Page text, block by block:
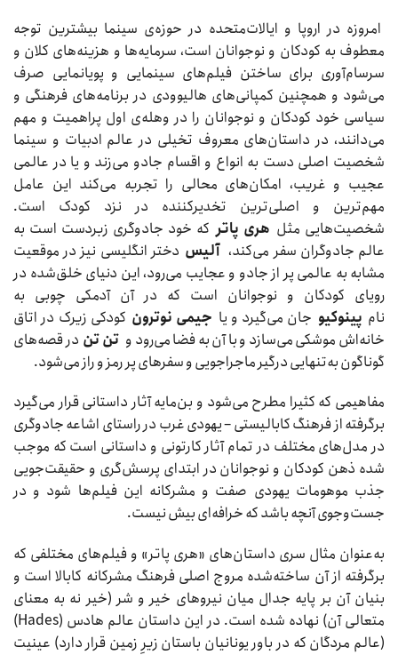
امروزه در اروپا و ایالات‌متحده در حوزه‌ی سینما بیشترین توجه
معطوف به کودکان و نوجوانان است، سرمایه‌ها و هزینه‌های کلان و
سرسام‌آوری برای ساختن فیلم‌های سینمایی و پویانمایی صرف
می‌شود و همچنین کمپانی‌های هالیوودی در برنامه‌های فرهنگی و
سیاسی خود کودکان و نوجوانان را در وهله‌ی اول پراهمیت و مهم
می‌دانند، در داستان‌های معروف تخیلی در عالم ادبیات و سینما
شخصیت اصلی دست به انواع و اقسام جادو می‌زند و یا در عالمی
عجیب و غریب، امکان‌های محالی را تجربه می‌کند این عامل
مهم‌ترین و اصلی‌ترین تخدیرکننده در نزد کودک است.
شخصیت‌هایی مثل هری پاتر که خود جادوگری زبردست است به
عالم جادوگران سفر می‌کند، آلیس دختر انگلیسی نیز در موقعیت
مشابه به عالمی پر از جادو و عجایب می‌رود، این دنیای خلق‌شده در
رویای کودکان و نوجوانان است که در آن آدمکی چوبی به
نام پینوکیو جان می‌گیرد و یا جیمی نوترون کودکی زیرک در اتاق
خانه‌اش موشکی می‌سازد و با آن به فضا می‌رود و تن تن در قصه‌های
گوناگون به‌تنهایی درگیر ماجراجویی و سفرهای پر رمز و راز می‌شود.
مفاهیمی که کثیرا مطرح می‌شود و بن‌مایه آثار داستانی قرار می‌گیرد
برگرفته از فرهنگ کابالیستی – یهودی غرب در راستای اشاعه جادوگری
در مدل‌های مختلف در تمام آثار کارتونی و داستانی است که موجب
شده ذهن کودکان و نوجوانان در ابتدای پرسش‌گری و حقیقت‌جویی
جذب موهومات یهودی صفت و مشرکانه این فیلم‌ها شود و در
جست‌وجوی آنچه باشد که خرافه‌ای بیش نیست.
به‌عنوان مثال سری داستان‌های «هری پاتر» و فیلم‌های مختلفی که
برگرفته از آن ساخته‌شده مروج اصلی فرهنگ مشرکانه کابالا است و
بنیان آن بر پایه جدال میان نیروهای خیر و شر (خیر نه به معنای
متعالی آن) نهاده شده است. در این داستان عالم هادس (Hades)
(عالم مردگان که در باور یونانیان باستان زیرِ زمین قرار دارد) عینیت